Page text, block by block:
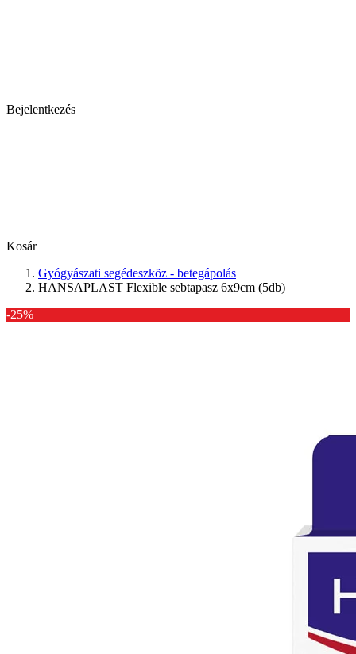
Bejelentkezés
Kosár
Gyógyászati segédeszköz - betegápolás
HANSAPLAST Flexible sebtapasz 6x9cm (5db)
-25%